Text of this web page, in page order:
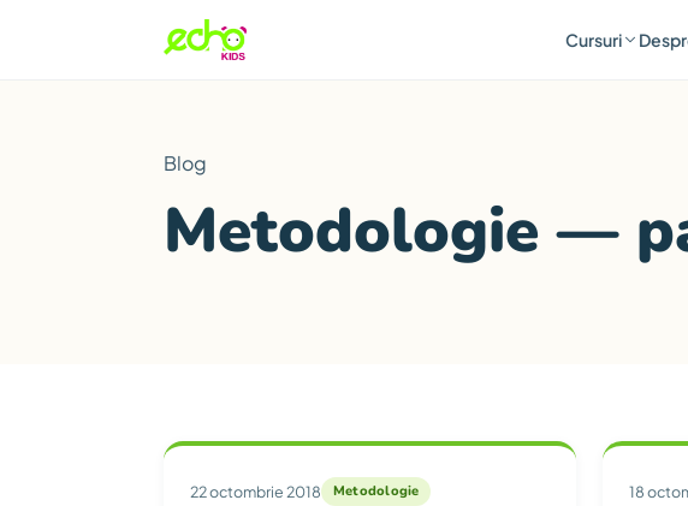
Cursuri
Blog
Metodologie —
Articole din categoria
22 octombrie 2018 Metodologie 18